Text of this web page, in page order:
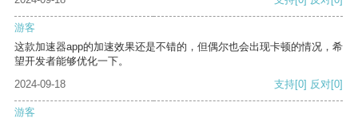
游客
这款加速器app的加速效果还是不错的，但偶尔也会出现卡顿的情况，希
望开发者能够优化一下。
2024-09-18
支持[0] 反对[0]
游客